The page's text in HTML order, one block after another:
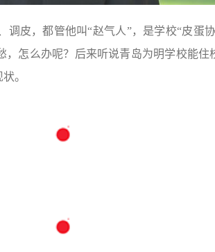
调皮，都管他叫“赵气人”，是学校“皮蛋
怎么办呢？后来听说青岛为明学校能住
。